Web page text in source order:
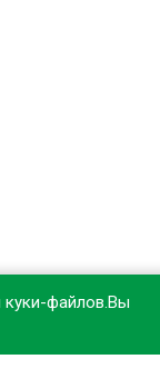
куки-файлов.Вы